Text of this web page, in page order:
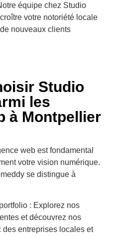
équipe chez Studio
votre notoriété locale
nouveaux clients
Studio
les
à Montpellier
web est fondamental
votre vision numérique.
se distingue à
: Explorez nos
et découvrez nos
entreprises locales et